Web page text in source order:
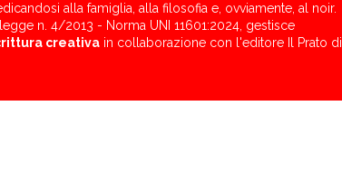
alla famiglia, alla filosofia e, ovviamente, al noir.
n. 4/2013 - Norma UNI 11601:2024, gestisce
creativa in collaborazione con l'editore Il Prato di